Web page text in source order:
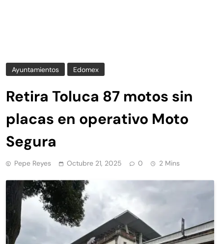
Ayuntamientos Edomex
Retira Toluca 87 motos sin
placas en operativo Moto
Segura
Pepe Reyes Octubre 21, 2025 0 2 Mins